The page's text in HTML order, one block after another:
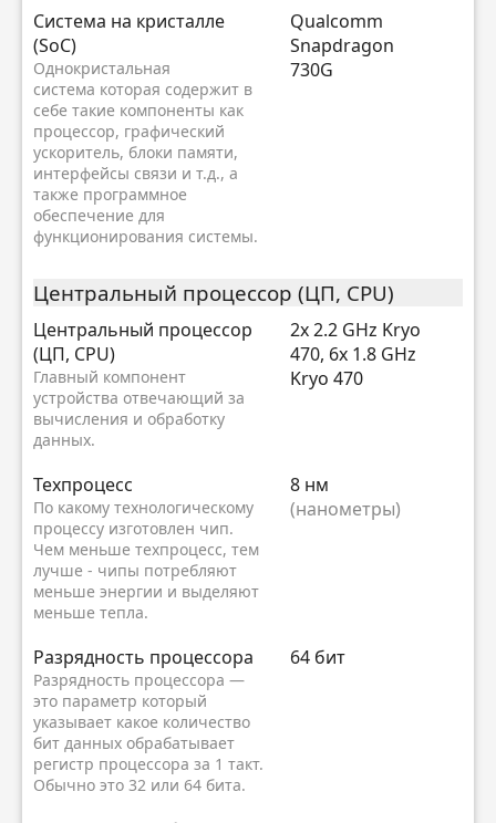
Система на кристалле
(SoC)
Однокристальная
система которая содержит в
себе такие компоненты как
процессор, графический
ускоритель, блоки памяти,
интерфейсы связи и т.д., а
также программное
обеспечение для
функционирования системы.
Qualcomm
Snapdragon
730G
Центральный процессор (ЦП, CPU)
Центральный процессор
(ЦП, CPU)
Главный компонент
устройства отвечающий за
вычисления и обработку
данных.
2x 2.2 GHz Kryo
470, 6x 1.8 GHz
Kryo 470
Техпроцесс
По какому технологическому
процессу изготовлен чип.
Чем меньше техпроцесс, тем
лучше - чипы потребляют
меньше энергии и выделяют
меньше тепла.
8 нм
(нанометры)
Разрядность процессора
Разрядность процессора —
это параметр который
указывает какое количество
бит данных обрабатывает
регистр процессора за 1 такт.
Обычно это 32 или 64 бита.
64 бит